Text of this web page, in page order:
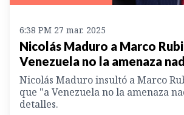
6:38 PM 27 mar. 2025
Nicolás Maduro a Marco
Venezuela no la amenaza
Nicolás Maduro insultó a Marco
que "a Venezuela no la amenaza
detalles.